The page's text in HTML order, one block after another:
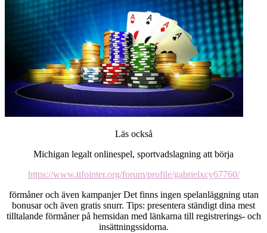
Läs också
Michigan legalt onlinespel, sportvadslagning att börja
https://www.tifointer.org/forum/profile/gabrielxcy67760/
förmåner och även kampanjer Det finns ingen spelanläggning utan
bonusar och även gratis snurr. Tips: presentera ständigt dina mest
tilltalande förmåner på hemsidan med länkarna till registrerings- och
insättningssidorna.